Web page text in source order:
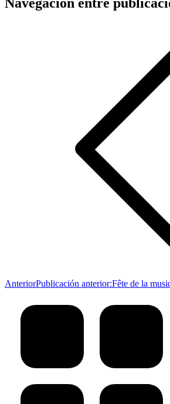
AnteriorPublicación anterior:Fête de la